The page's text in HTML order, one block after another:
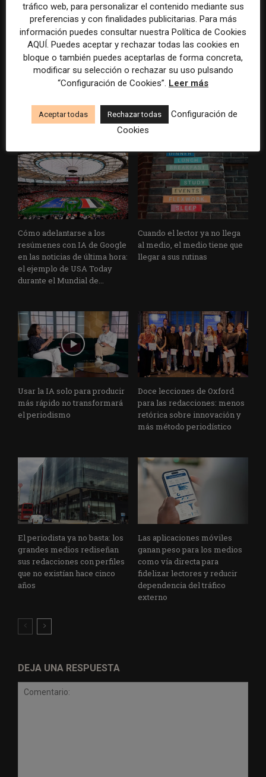
Los medios tienen audiencia,
pero no siempre comunidad:
que siguen las noticias en
silencio
El buzón como nueva
portada: la estrategia de los
ciudad a ciudad
Cómo adelantarse a los
resúmenes con IA de Google
en las noticias de última hora:
el ejemplo de USA Today
durante el Mundial de...
Cuando el lector ya no llega
al medio, el medio tiene que
llegar a sus rutinas
Usar la IA solo para producir
más rápido no transformará
el periodismo
Doce lecciones de Oxford
para las redacciones: menos
retórica sobre innovación y
más método periodístico
El periodista ya no basta: los
grandes medios rediseñan
sus redacciones con perfiles
que no existían hace cinco
años
Las aplicaciones móviles
ganan peso para los medios
como vía directa para
fidelizar lectores y reducir
dependencia del tráfico
externo
DEJA UNA RESPUESTA
tráfico web, para personalizar el contenido mediante sus
preferencias y con finalidades publicitarias. Para más
información puedes consultar nuestra Política de Cookies
AQUÍ. Puedes aceptar y rechazar todas las cookies en
bloque o también puedes aceptarlas de forma concreta,
modificar su selección o rechazar su uso pulsando
“Configuración de Cookies”. Leer más
Aceptar todas Rechazar todas
Configuración de
Cookies